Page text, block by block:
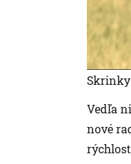
Vedľa
nové